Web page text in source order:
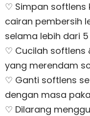
♡ Simpan softlens
cairan pembersih
selama lebih dari
♡ Cucilah softlens
yang merendam
♡ Ganti softlens
dengan masa
♡ Dilarang